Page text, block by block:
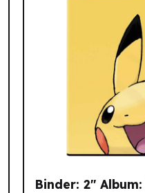
Binder: 2"